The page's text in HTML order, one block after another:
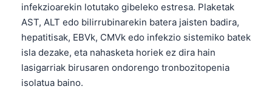
infekzioarekin lotutako gibeleko estresa. Plaketak
AST, ALT edo bilirrubinarekin batera jaisten badira,
hepatitisak, EBVk, CMVk edo infekzio sistemiko batek
isla dezake, eta nahasketa horiek ez dira hain
lasigarriak birusaren ondorengo tronbozitopenia
isolatua baino.
Татар теле
Беларуская мова
Esperanto
Frysk